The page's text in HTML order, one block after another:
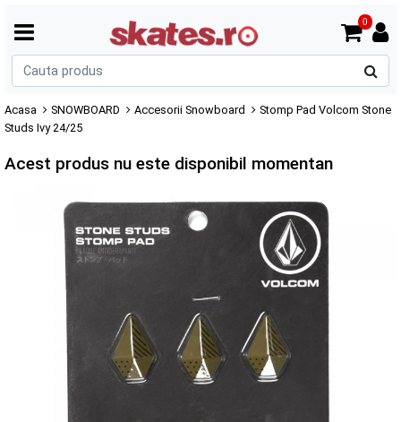
0
Acasa SNOWBOARD Accesorii Snowboard
Stomp Pad Volcom Stone
Studs Ivy 24/25
Acest produs nu este disponibil momentan